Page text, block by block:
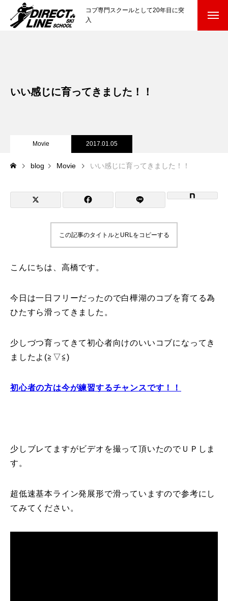
コブ専門スクールとして20年目に突
入
参加までの流れ
参加費のお支払い
各会場の集合場所
スキー場から選ぶ Ski Area
鷲ヶ岳＆高鷲スノーパーク
宮城山形
岩手高原
レッスンテーマから選ぶ Lesson Theme
中級2
PV
いい感じに育ってきました！！
Movie 2017.01.05
blog Movie いい感じに育ってきました！！
この記事のタイトルとURLをコピーする
こんにちは、高橋です。
今日は一日フリーだったので白樺湖のコブを育てる為
ひたすら滑ってきました。
少しづつ育ってきて初心者向けのいいコブになってき
ましたよ(≧▽≦)
初心者の方は今が練習するチャンスです！！
少しブレてますがビデオを撮って頂いたのでＵＰしま
す。
超低速基本ライン発展形で滑っていますので参考にし
てみてください。